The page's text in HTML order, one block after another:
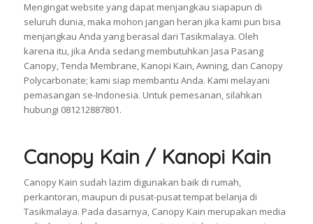
Mengingat website yang dapat menjangkau siapapun di
seluruh dunia, maka mohon jangan heran jika kami pun bisa
menjangkau Anda yang berasal dari Tasikmalaya. Oleh
karena itu, jika Anda sedang membutuhkan Jasa Pasang
Canopy, Tenda Membrane, Kanopi Kain, Awning, dan Canopy
Polycarbonate; kami siap membantu Anda. Kami melayani
pemasangan se-Indonesia. Untuk pemesanan, silahkan
hubungi 081212887801.
Canopy Kain / Kanopi Kain
Canopy Kain sudah lazim digunakan baik di rumah,
perkantoran, maupun di pusat-pusat tempat belanja di
Tasikmalaya. Pada dasarnya, Canopy Kain merupakan media